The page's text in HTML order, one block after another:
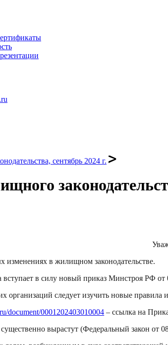
сентябрь 2024 г.
в жилищном законодательстве.
вступает в силу новый приказ Минстроя
организаций следует изучить новые
document/0001202403010004 – ссылка на
вырастут (Федеральный закон от